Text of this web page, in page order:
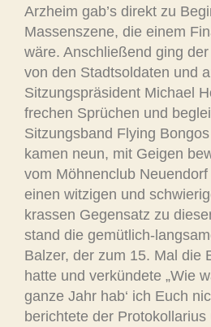
Arzheim gab’s direkt zu
Massenszene, die einem
wäre. Anschließend ging
von den Stadtsoldaten und
Sitzungspräsident Michael
frechen Sprüchen und
Sitzungsband Flying
kamen neun, mit Geigen
vom Möhnenclub
einen witzigen und
krassen Gegensatz zu
stand die gemütlich-
Balzer, der zum 15. Mal die
hatte und verkündete „Wie
ganze Jahr hab‘ ich Euch
berichtete der Protokollarius